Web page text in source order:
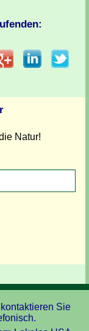
Natur!
Sie